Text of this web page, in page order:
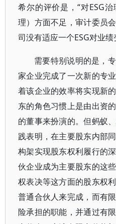
希尔的评价是，“对ESG
理）方面不足，审计委员
司没有适应一个ESG对业绩
需要特别说明的是，
家企业完成了一次新的专
着该企业的效率将实现新
东的角色习惯上是由出资
的董事来扮演的。但蚂蚁
践表明，在主要股东内部
构架实现股东权利履行的
伙企业成为主要股东的这
权表决等这方面的股东权
普通合伙人来完成，而有
险承担的职能，并通过有